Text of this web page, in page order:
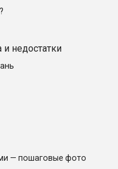
недостатки
— пошаговые фото